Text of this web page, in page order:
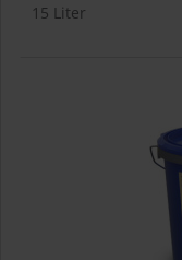
15 Liter